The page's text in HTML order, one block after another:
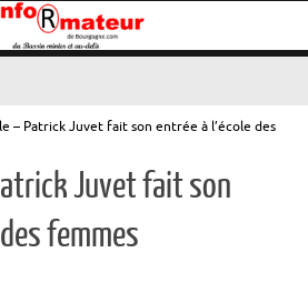
– Patrick Juvet fait son entrée à l’école des
Juvet fait son
femmes